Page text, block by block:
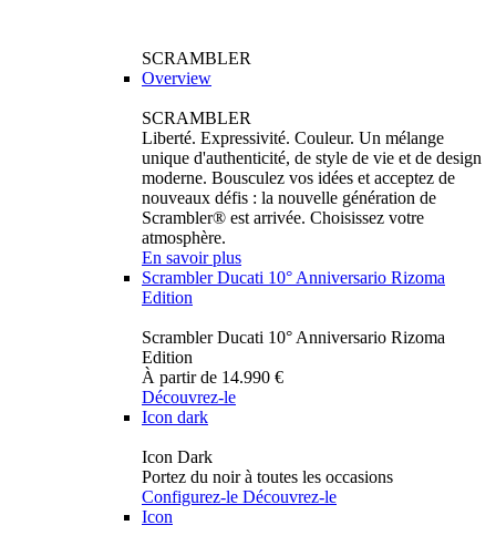
SCRAMBLER
Overview
SCRAMBLER
Liberté. Expressivité. Couleur. Un mélange
unique d'authenticité, de style de vie et de design
moderne. Bousculez vos idées et acceptez de
nouveaux défis : la nouvelle génération de
Scrambler® est arrivée. Choisissez votre
atmosphère.
En savoir plus
Scrambler Ducati 10° Anniversario Rizoma
Edition
Scrambler Ducati 10° Anniversario Rizoma
Edition
À partir de 14.990 €
Découvrez-le
Icon dark
Icon Dark
Portez du noir à toutes les occasions
Configurez-le Découvrez-le
Icon